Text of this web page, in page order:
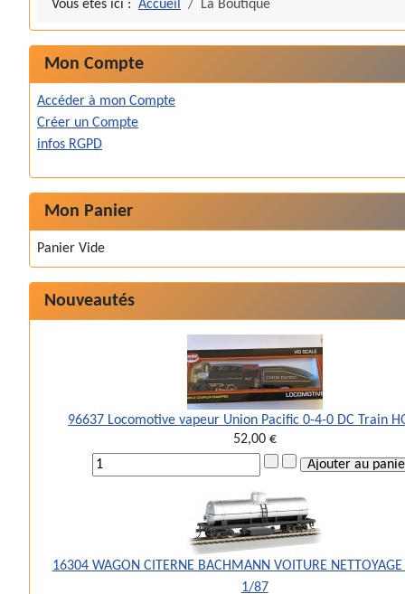
Vous êtes ici : Accueil La Boutique
Mon Compte
Accéder à mon Compte
Créer un Compte
infos RGPD
Mon Panier
Panier Vide
Nouveautés
96637 Locomotive vapeur Union Pacific 0-4-0 DC Train
52,00 €
16304 WAGON CITERNE BACHMANN VOITURE
1/87